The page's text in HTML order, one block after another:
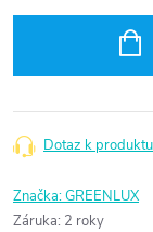
Dotaz k produktu
Značka:GREENLUX
Záruka: 2 roky